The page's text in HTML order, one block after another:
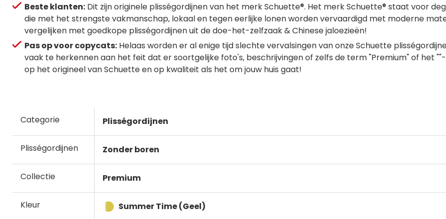
Beste klanten: Dit zijn originele plisségordijnen van het merk Schuette®. Het merk Schuette® staat voor
die met het strengste vakmanschap, lokaal en tegen eerlijke lonen worden vervaardigd met moderne
vergelijken met goedkope plisségordijnen uit de doe-het-zelfzaak & Chinese jaloezieën!
Pas op voor copycats: Helaas worden er al enige tijd slechte vervalsingen van onze Schuette
vaak te herkennen aan het feit dat er soortgelijke foto's, beschrijvingen of zelfs de term "Premium" of het
op het origineel van Schuette en op kwaliteit als het om jouw huis gaat!
Categorie Plisségordijnen
Plisségordijnen Zonder boren
Collectie Premium
Kleur Summer Time (Geel)